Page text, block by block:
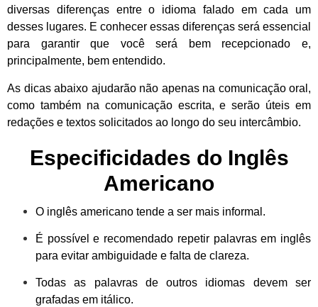
diversas diferenças entre o idioma falado em cada um
desses lugares. E conhecer essas diferenças será essencial
para garantir que você será bem recepcionado e,
principalmente, bem entendido.
As dicas abaixo ajudarão não apenas na comunicação oral,
como também na comunicação escrita, e serão úteis em
redações e textos solicitados ao longo do seu intercâmbio.
Especificidades do Inglês
Americano
O inglês americano tende a ser mais informal.
É possível e recomendado repetir palavras em inglês
para evitar ambiguidade e falta de clareza.
Todas as palavras de outros idiomas devem ser
grafadas em itálico.